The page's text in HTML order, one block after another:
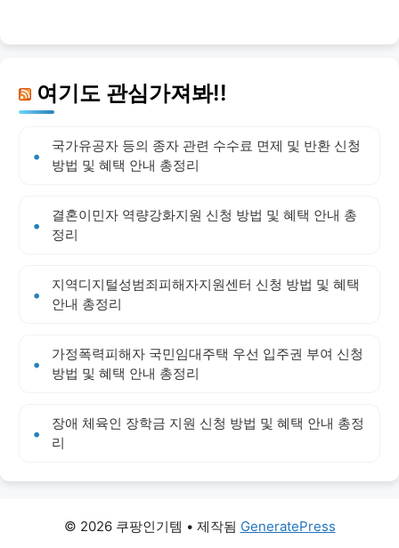
여기도 관심가져봐!!
국가유공자 등의 종자 관련 수수료 면제 및 반환 신청
방법 및 혜택 안내 총정리
결혼이민자 역량강화지원 신청 방법 및 혜택 안내 총
정리
지역디지털성범죄피해자지원센터 신청 방법 및 혜택
안내 총정리
가정폭력피해자 국민임대주택 우선 입주권 부여 신청
방법 및 혜택 안내 총정리
장애 체육인 장학금 지원 신청 방법 및 혜택 안내 총정
리
© 2026 쿠팡인기템 • 제작됨 GeneratePress